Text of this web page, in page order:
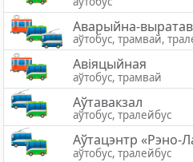
Аварыйна-
аўтобус, трамвай,
Авіяцыйная
аўтобус, трамвай
Аўтавакзал
аўтобус, тралейбус
Аўтацэнтр «Рэно-
аўтобус, тралейбус